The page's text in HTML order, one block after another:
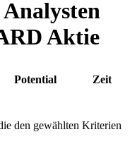
Aktie
Potential Zeit
den gewählten Kriterien